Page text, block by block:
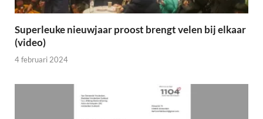
Superleuke nieuwjaar proost brengt velen bij elkaar
(video)
4 februari 2024